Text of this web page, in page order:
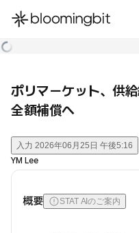
한국어
ポリマーケット、供
全額補償へ
入力 2026年06月25日 午後5:16
YM Lee
概要 STAT AIのご案内